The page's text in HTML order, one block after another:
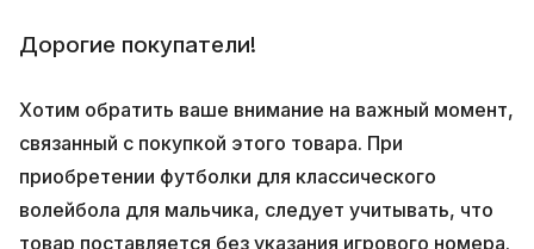
Дорогие покупатели!
Хотим обратить ваше внимание на важный момент,
связанный с покупкой этого товара. При
приобретении футболки для классического
волейбола для мальчика, следует учитывать, что
товар поставляется без указания игрового номера.